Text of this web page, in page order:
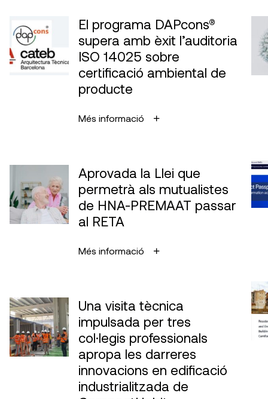
El programa DAPcons®
supera amb èxit l’auditoria
ISO 14025 sobre
certificació ambiental de
producte
Més informació
Aprovada la Llei que
permetrà als mutualistes
de HNA-PREMAAT passar
al RETA
Més informació
Una visita tècnica
impulsada per tres
col·legis professionals
apropa les darreres
innovacions en edificació
industrialitzada de